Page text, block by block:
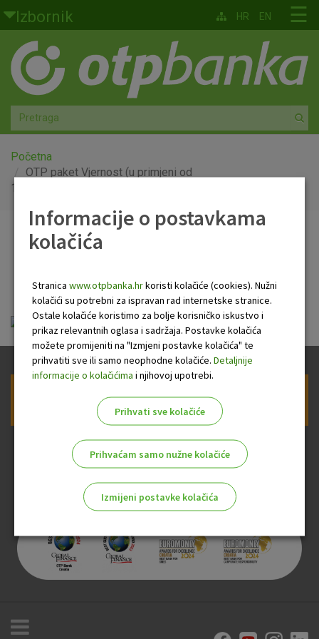
Skoči na glavni sadržaj
Izbornik
Građani
Privatno bankarstvo
Agro
Mala poduzeća i obrtnici
Globalna tržišta
O nama
☰
HR EN
Početna
OTP paket Vjernost (u primjeni od
15.11.2025)
OTP paket Vjernost (u
primjeni od 15.11.2025)
FID-OTP_Vjernost 15.11.2025.pdf
Prijava na newsletter OTP banke
Informacije o postavkama
kolačića
Stranica www.otpbanka.hrkoristi kolačiće (cookies). Nužni
kolačići su potrebni za ispravan rad internetske stranice.
Ostale kolačiće koristimo za bolje korisničko iskustvo i
prikaz relevantnih oglasa i sadržaja. Postavke kolačića
možete promijeniti na "Izmjeni postavke kolačića" te
prihvatiti sve ili samo neophodne kolačiće. Detaljnije
informacije o kolačićima i njihovoj upotrebi.
Prihvati sve kolačiće
Prihvaćam samo nužne kolačiće
Izmijeni postavke kolačića